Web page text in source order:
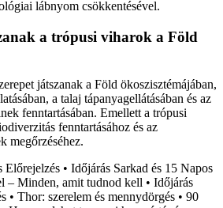
lábnyom csökkentésével.
a trópusi viharok a Föld
játszanak a Föld ökoszisztémájában,
a talaj tápanyagellátásában és az
fenntartásában. Emellett a trópusi
fenntartásához és az
megőrzéséhez.
Előrejelzés • Időjárás Sarkad és 15 Napos
– Minden, amit tudnod kell • Időjárás
• Thor: szerelem és mennydörgés • 90